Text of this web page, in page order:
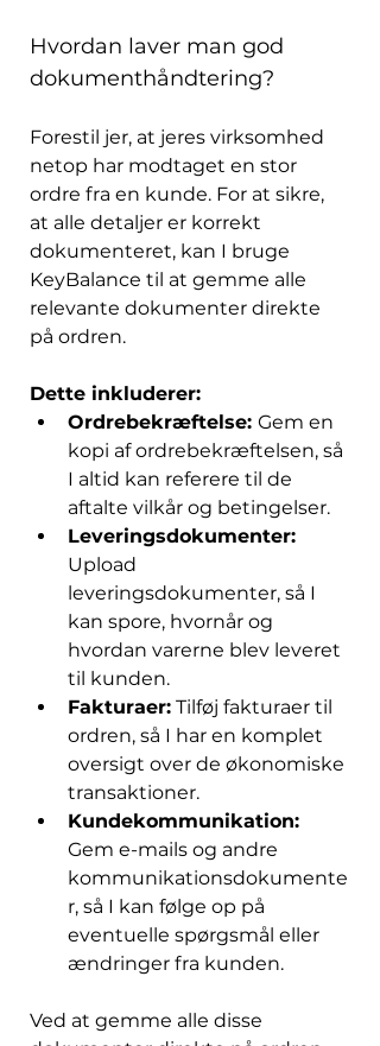
Hvordan laver man god
dokumenthåndtering?
Forestil jer, at jeres virksomhed
netop har modtaget en stor
ordre fra en kunde. For at sikre,
at alle detaljer er korrekt
dokumenteret, kan I bruge
KeyBalance til at gemme alle
relevante dokumenter direkte
på ordren.
Dette inkluderer:
Ordrebekræftelse: Gem en
kopi af ordrebekræftelsen, så
I altid kan referere til de
aftalte vilkår og betingelser.
Leveringsdokumenter:
Upload
leveringsdokumenter, så I
kan spore, hvornår og
hvordan varerne blev leveret
til kunden.
Fakturaer: Tilføj fakturaer til
ordren, så I har en komplet
oversigt over de økonomiske
transaktioner.
Kundekommunikation:
Gem e-mails og andre
kommunikationsdokumente
r, så I kan følge op på
eventuelle spørgsmål eller
ændringer fra kunden.
Ved at gemme alle disse